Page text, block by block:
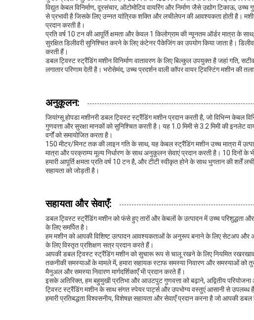
विद्युत केबल विनिर्माण, दूरसंचार, ऑटोमोटिव वायरिंग और निर्माण जैसे उद्योग टिकाऊ,
से प्रभावी है जिसके लिए उन्नत यांत्रिक शक्ति और लचीलेपन की आवश्यकता होती है।
प्रदान करती है।
प्रति वर्ष 10 टन की आपूर्ति क्षमता और केवल 1 किलोग्राम की न्यूनतम ऑर्डर मात्रा के
सुरक्षित डिलीवरी सुनिश्चित करने के लिए कंटेनर पैकेजिंग का उपयोग किया जाता है।
करती हैं।
डबल ट्विस्ट स्ट्रैंडिंग मशीन विनिर्माण वातावरण के लिए बिल्कुल उपयुक्त है जहां गति,
लगातार परिणाम देती है। भरोसेमंद, उच्च प्रदर्शन वाली कॉपर वायर ट्विस्टिंग मशीन की
अनुकूलन:
जियांग्सू होपडा मशीनरी डबल ट्विस्ट स्ट्रैंडिंग मशीन प्रदान करती है, जो विभिन्न
गुणवत्ता और सुरक्षा मानकों को सुनिश्चित करती है। यह 1.0 मिमी से 3.2 मिमी की
वर्गों को समायोजित करता है।
150 मीटर/मिनट तक की लाइन गति के साथ, यह केबल स्ट्रैंडिंग मशीन उच्च मात्रा में
मात्रा और परक्राम्य मूल्य निर्धारण के साथ अनुकूलन सेवाएं प्रदान करती है। 10 दिनों के
हमारी आपूर्ति क्षमता प्रति वर्ष 10 टन है, और टीटी स्वीकृत होने के साथ भुगतान की
सहायता को जोड़ती है।
सहायता और सेवाएँ:
डबल ट्विस्ट स्ट्रैंडिंग मशीन को फंसे हुए तारों और केबलों के उत्पादन में उच्च परिशुद्धता
के लिए समर्पित है।
हम मशीन को आपकी विशिष्ट उत्पादन आवश्यकताओं के अनुरूप बनाने के लिए सेटअप और
के लिए विस्तृत प्रशिक्षण सत्र प्रदान करते हैं।
आपकी डबल ट्विस्ट स्ट्रैंडिंग मशीन को सुचारू रूप से चालू रखने के लिए नियमित रखरखाव
तकनीकी समस्याओं के मामले में, हमारा सहायक स्टाफ समस्या निवारण और समस्याओं को
मैनुअल और समस्या निवारण मार्गदर्शिकाएँ भी प्रदान करते हैं।
इसके अतिरिक्त, हम बहुमुखी प्रतिभा और आउटपुट गुणवत्ता को बढ़ाने, अद्वितीय
ट्विस्ट स्ट्रैंडिंग मशीन के साथ संगत स्पेयर पार्ट्स और उपभोग्य वस्तुएं आसानी से उपलब्ध
हमारी प्रतिबद्धता विश्वसनीय, विशेषज्ञ सहायता और सेवाएँ प्रदान करना है जो आपकी